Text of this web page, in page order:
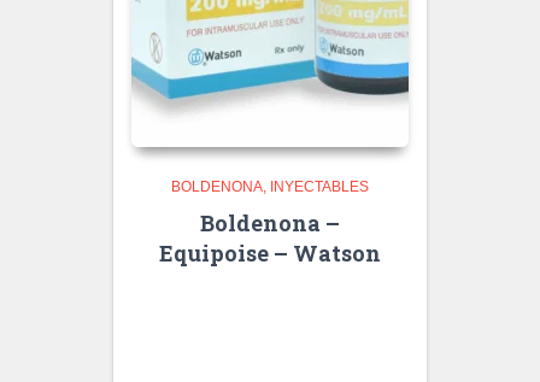
BOLDENONA INYECTABLES
Boldenona –
Equipoise – Watson